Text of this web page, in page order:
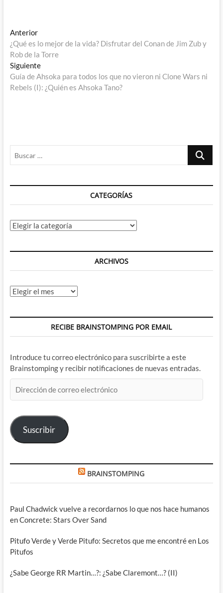
Navegación
de
entradas
AnteriorEntrada
anterior:
¿Qué es lo mejor de la vida? Disfrutar del Conan de Jim Zub y
Rob de la Torre
SiguienteEntrada
siguiente:
Guía de Ahsoka para todos los que no vieron ni Clone Wars ni
Rebels (I): ¿Quién es Ahsoka Tano?
Buscar
CATEGORÍAS
Categorías
ARCHIVOS
Archivos
RECIBE BRAINSTOMPING POR EMAIL
Introduce tu correo electrónico para suscribirte a este
Brainstomping y recibir notificaciones de nuevas entradas.
de
electrónico
Suscribir
BRAINSTOMPING
Paul Chadwick vuelve a recordarnos lo que nos hace humanos
en Concrete: Stars Over Sand
Pitufo Verde y Verde Pitufo: Secretos que me encontré en Los
Pitufos
¿Sabe George RR Martin…?: ¿Sabe Claremont…? (II)